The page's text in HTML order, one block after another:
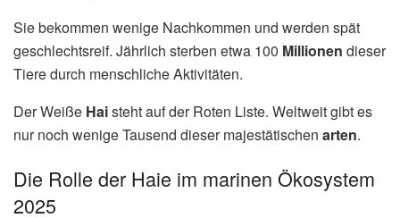
Sie bekommen wenige Nachkommen und werden spät
geschlechtsreif. Jährlich sterben etwa 100 Millionen dieser
Tiere durch menschliche Aktivitäten.
Der Weiße Haisteht auf der Roten Liste. Weltweit gibt es
nur noch wenige Tausend dieser majestätischen arten.
Die Rolle der Haie im marinen Ökosystem
2025